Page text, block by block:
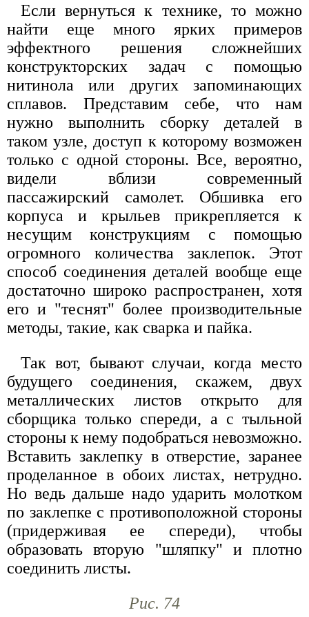
Если вернуться к технике, то можно
найти еще много ярких примеров
эффектного решения сложнейших
конструкторских задач с помощью
нитинола или других запоминающих
сплавов. Представим себе, что нам
нужно выполнить сборку деталей в
таком узле, доступ к которому возможен
только с одной стороны. Все, вероятно,
видели вблизи современный
пассажирский самолет. Обшивка его
корпуса и крыльев прикрепляется к
несущим конструкциям с помощью
огромного количества заклепок. Этот
способ соединения деталей вообще еще
достаточно широко распространен, хотя
его и "теснят" более производительные
методы, такие, как сварка и пайка.
Так вот, бывают случаи, когда место
будущего соединения, скажем, двух
металлических листов открыто для
сборщика только спереди, а с тыльной
стороны к нему подобраться невозможно.
Вставить заклепку в отверстие, заранее
проделанное в обоих листах, нетрудно.
Но ведь дальше надо ударить молотком
по заклепке с противоположной стороны
(придерживая ее спереди), чтобы
образовать вторую "шляпку" и плотно
соединить листы.
Рис. 74